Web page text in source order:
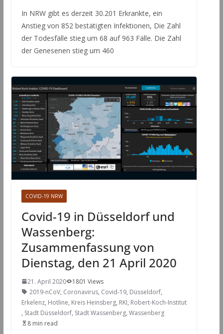
In NRW gibt es derzeit 30.201 Erkrankte, ein
Anstieg von 852 bestätigten Infektionen, Die Zahl
der Todesfälle stieg um 68 auf 963 Fälle. Die Zahl
der Genesenen stieg um 460
COVID-19 NRW
Covid-19 in Düsseldorf und
Wassenberg:
Zusammenfassung von
Dienstag, den 21 April 2020
21. April 2020
1801 Views
2019-nCoV, Coronavirus, Covid-19, Düsseldorf,
Erkelenz, Hotline, Kreis Heinsberg, RKI, Robert-Koch-Institut
, Stadt Düsseldorf, Stadt Wassenberg, Wassenberg
8 min read